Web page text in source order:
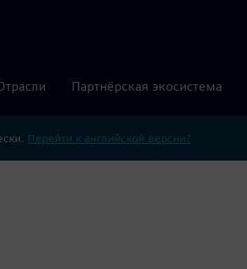
Партнёрская экосистема
Перейти к английской версии?